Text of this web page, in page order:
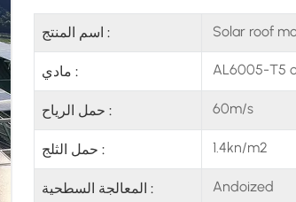
اسم المنتج : Solar roof
مادي : AL6005-T5
حمل الرياح : 60m/s
حمل الثلج : 1.4kn/m2
المعالجة السطحية : Andoized